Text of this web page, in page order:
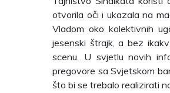
otvorila oči i ukazala na
Vladom oko kolektivnih
jesenski štrajk, a bez
scenu. U svjetlu novih
pregovore sa Svjetskom
što bi se trebalo realizirati